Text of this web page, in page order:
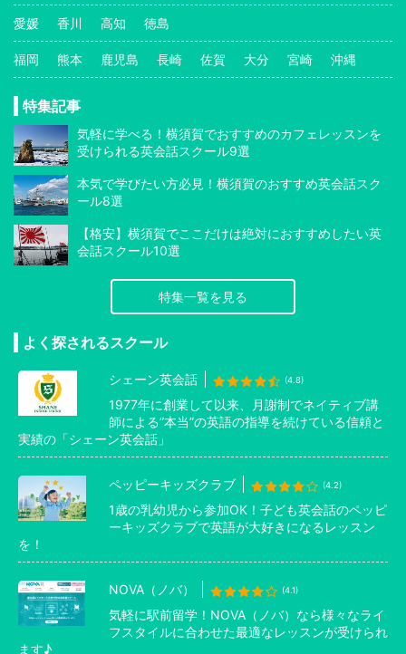
愛媛 香川 高知 徳島
福岡 熊本 鹿児島 長崎 佐賀 大分 宮崎 沖縄
特集記事
気軽に学べる！横須賀でおすすめのカフェレッスンを
受けられる英会話スクール9選
本気で学びたい方必見！横須賀のおすすめ英会話スク
ール8選
【格安】横須賀でここだけは絶対におすすめしたい英
会話スクール10選
特集一覧を見る
よく探されるスクール
シェーン英会話 (4.8)
1977年に創業して以来、月謝制でネイティブ講
師による”本当”の英語の指導を続けている信頼と
実績の「シェーン英会話」
ペッピーキッズクラブ (4.2)
1歳の乳幼児から参加OK！子ども英会話のペッピ
ーキッズクラブで英語が大好きになるレッスン
を！
NOVA（ノバ） (4.1)
気軽に駅前留学！NOVA（ノバ）なら様々なライ
フスタイルに合わせた最適なレッスンが受けられ
ます♪